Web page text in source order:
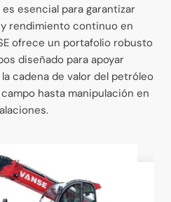
esencial para garantizar
rendimiento continuo en
ofrece un portafolio robusto
diseñado para apoyar
cadena de valor del petróleo
hasta manipulación en